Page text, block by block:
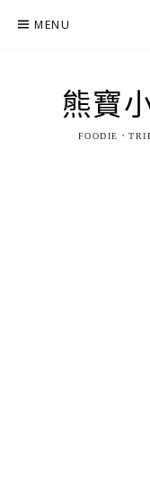
MENU
熊寶
FOODIE．